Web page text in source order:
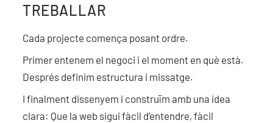
TREBALLAR
Cada projecte comença posant ordre.
Primer entenem el negoci i el moment en què està.
Després definim estructura i missatge.
I finalment dissenyem i construïm amb una idea
clara: Que la web sigui fàcil d’entendre, fàcil